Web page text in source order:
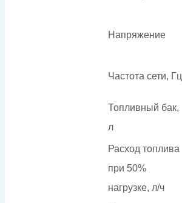
Напряжение
Частота сети, Гц
Топливный бак,
л
Расход топлива
при 50%
нагрузке, л/ч